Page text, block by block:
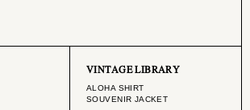
VINTAGE LIBRARY
ALOHA SHIRT
SOUVENIR JACKET